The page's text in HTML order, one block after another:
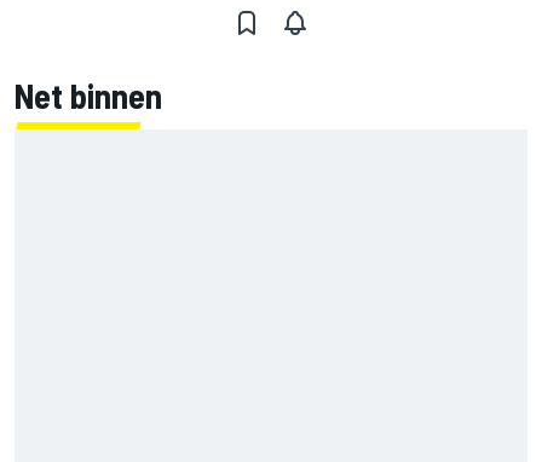
Net binnen